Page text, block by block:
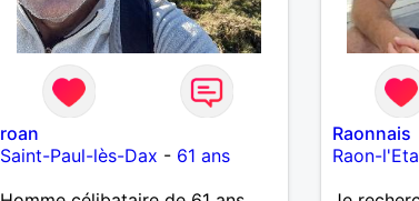
roan
Saint-Paul-lès-Dax - 61 ans
Raonnais
Raon-